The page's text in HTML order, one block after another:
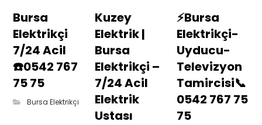
Bursa
Elektrikçi
7/24 Acil
☎️0542 767
75 75
Bursa Elektrikçi
Kuzey
Elektrik |
Bursa
Elektrikçi –
7/24 Acil
Elektrik
Ustası
⚡Bursa
Elektrikçi-
Uyducu-
Televizyon
Tamircisi📞
0542 767 75
75